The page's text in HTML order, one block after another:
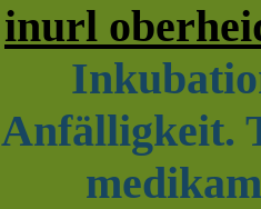
inurl
Anfälligkeit.